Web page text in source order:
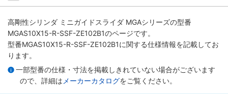
高剛性シリンダ ミニガイドスライダ MGAシリーズの型番
MGAS10X15-R-SSF-ZE102B1のページです。
型番MGAS10X15-R-SSF-ZE102B1に関する仕様情報を記載してお
ります。
一部型番の仕様・寸法を掲載しきれていない場合がございます
ので、詳細は メーカーカタログをご覧ください。